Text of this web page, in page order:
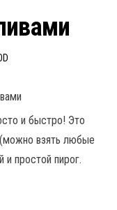
и быстро! Это
взять любые
и простой пирог.